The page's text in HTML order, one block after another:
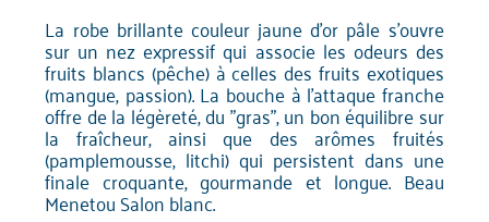
La robe brillante couleur jaune d'or pâle s'ouvre
sur un nez expressif qui associe les odeurs des
fruits blancs (pêche) à celles des fruits exotiques
(mangue, passion). La bouche à l'attaque franche
offre de la légèreté, du "gras", un bon équilibre sur
la fraîcheur, ainsi que des arômes fruités
(pamplemousse, litchi) qui persistent dans une
finale croquante, gourmande et longue. Beau
Menetou Salon blanc.